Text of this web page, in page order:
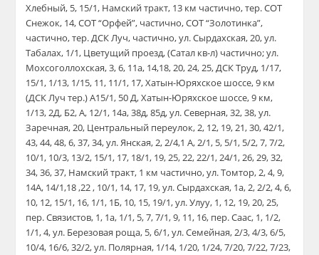
Хлебный, 5, 15/1, Намский тракт, 13 км частично, тер. СОТ
Снежок, 14, СОТ “Орфей”, частично, СОТ “Золотинка”,
частично, тер. ДСК Луч, частично, ул. Сырдахская, 20, ул.
Табалах, 1/1, Цветущий проезд, (Сатал кв-л) частично; ул.
Мохсоголлохская, 3, 6, 11а, 14,18, 20, 24, 25, ДСК Труд, 1/17,
15/1, 1/13, 1/15, 11, 11/1, 17, Хатын-Юряхское шоссе, 9 км
(ДСК Луч тер.) А15/1, 50 Д, Хатын-Юряхское шоссе, 9 км,
1/13, 2Д, Б2, А, 12/1, 14а, 38д, 85д, ул. Северная, 32, 38, ул.
Заречная, 20, Центральный переулок, 2, 12, 19, 21, 30, 42/1,
43, 44, 48, 6, 37, 34, ул. Янская, 2, 2/4,1 А, 2/1, 5, 5/1, 5/2, 7, 7/2,
10/1, 10/3, 13/2, 15/1, 17, 18/1, 19, 25, 22, 22/1, 24/1, 26, 29, 32,
34, 36, 37, Намский тракт, 1 км частично, ул. Томтор, 2, 4, 9,
14А, 14/1,18 ,22 , 10/1, 14, 17, 19, ул. Сырдахская, 1а, 2, 2/2, 4, 6,
10, 12, 15/1, 16, 1/1, 1Б, 10, 15, 19/1, ул. Улуу, 1, 12, 19, 20, 25,
пер. Связистов, 1, 1а, 1/1, 5, 7, 7/1, 9, 11, 16, пер. Саас, 1, 1/2,
1/1, 4, ул. Березовая роща, 5, 6/1, ул. Семейная, 2/3, 4/3, 6/5,
10/4, 16/6, 32/2, ул. Полярная, 1/14, 1/20, 1/24, 7/20, 7/22, 7/23,